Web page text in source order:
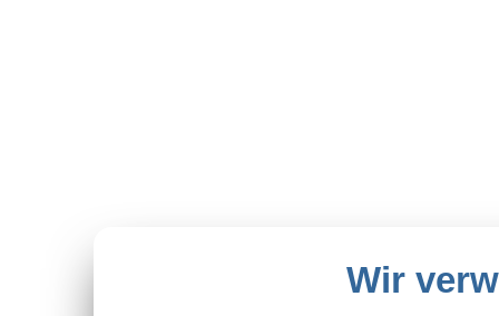
Wir